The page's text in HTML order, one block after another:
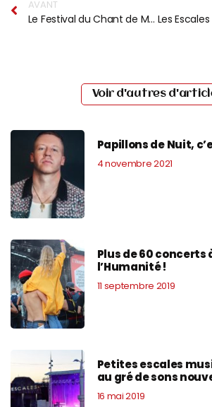
AVANT
Le Festival du Chant de Marin : un succès malgré les défis !
Voir d'autres
Papillons de Nuit,
4 novembre 2021
Plus de 60 concerts
l’Humanité !
11 septembre 2019
Petites escales
au gré de sons
16 mai 2019